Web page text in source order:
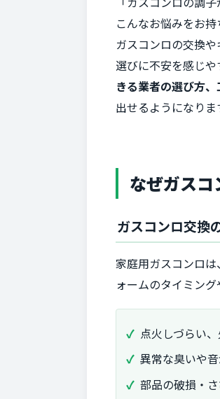
こんなお悩みをお
ガスコンロの交換
選びに不安を感じ
きる業者の選び方
出せるようになりま
なぜガス
ガスコンロ交換
家庭用ガスコンロ
ォームのタイミン
点火しづらい
異常な臭いや
部品の破損・